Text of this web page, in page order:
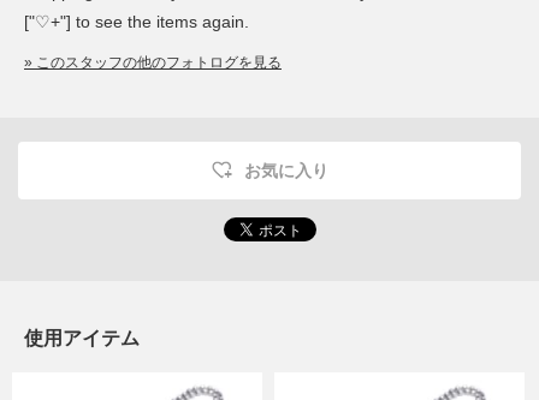
["♡+"] to see the items again.
» このスタッフの他のフォトログを見る
お気に入り
使用アイテム